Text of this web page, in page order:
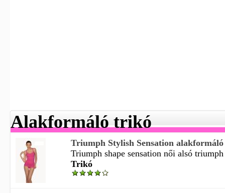
Alakformáló trikó
Triumph Stylish Sensation
Triumph shape sensation női alsó
Trikó